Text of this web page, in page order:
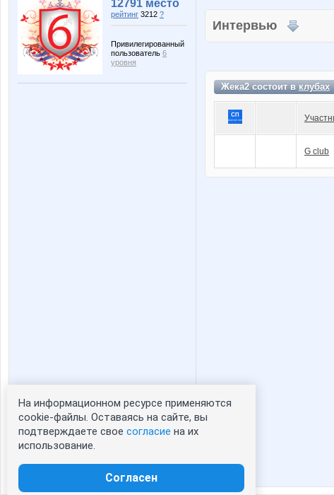
12791 место
рейтинг 3212 ?
Привилегированный
пользователь 6
уровня
Статистика портрета:
сейчас просматривают портрет - 0
зарегистрированные пользователи
Интервью
Жека2 состоит вклубах
G club
На информационном ресурсе применяются
cookie-файлы. Оставаясь на сайте, вы
подтверждаете свое согласие на их
использование.
Согласен